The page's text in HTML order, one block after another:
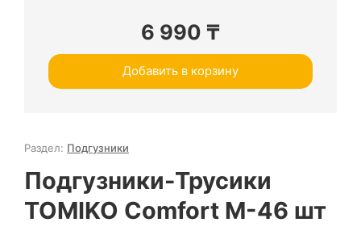
6 990 ₸
Добавить в корзину
Раздел: Подгузники
Подгузники-Трусики
TOMIKO Comfort M-46 шт